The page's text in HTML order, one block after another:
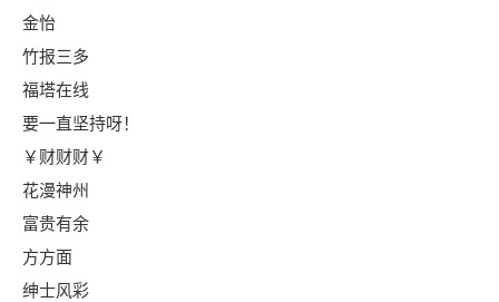
金怡
竹报三多
福塔在线
要一直坚持呀！
￥财财财￥
花漫神州
富贵有余
方方面
绅士风彩